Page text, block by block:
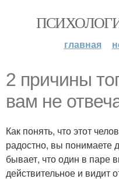
главная
2 причины
вам не
Как понять, что этот
радостно, вы понимаете
бывает, что один в паре
действительное и видит